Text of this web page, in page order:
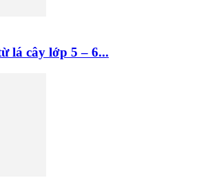
lá cây lớp 5 – 6...